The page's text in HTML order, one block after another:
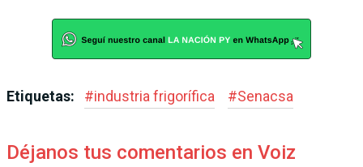
Etiquetas: #industria frigorífica #Senacsa
Déjanos tus comentarios en Voiz